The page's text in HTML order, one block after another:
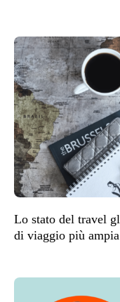
Lo stato del travel
di viaggio più ampia